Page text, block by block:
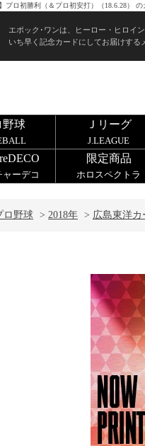
プロ初勝利（＆プロ初安打）（18.6.28）
エポック･ワンは、ヒーロー・ヒロイン
いち早く記念カードにしてお届けする
野球 Ｊリーグ
J.LEAGUE
ャーデコ
限定商品
ホロスペクトラ
ロ野球 > 2018年 > 広島東洋カ